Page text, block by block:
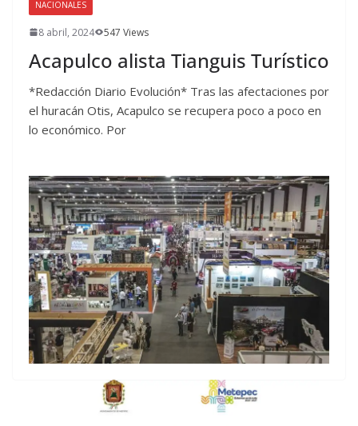
NACIONALES
8 abril, 2024 547 Views
Acapulco alista Tianguis Turístico
*Redacción Diario Evolución* Tras las afectaciones por
el huracán Otis, Acapulco se recupera poco a poco en
lo económico. Por